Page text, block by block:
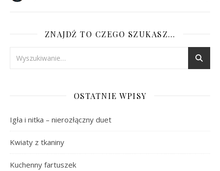
ZNAJDŹ TO CZEGO SZUKASZ…
OSTATNIE WPISY
Igła i nitka – nierozłączny duet
Kwiaty z tkaniny
Kuchenny fartuszek